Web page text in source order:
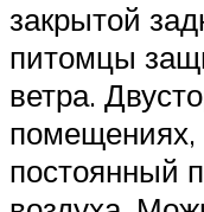
закрытой
питомцы
ветра.
помещениях,
постоянный